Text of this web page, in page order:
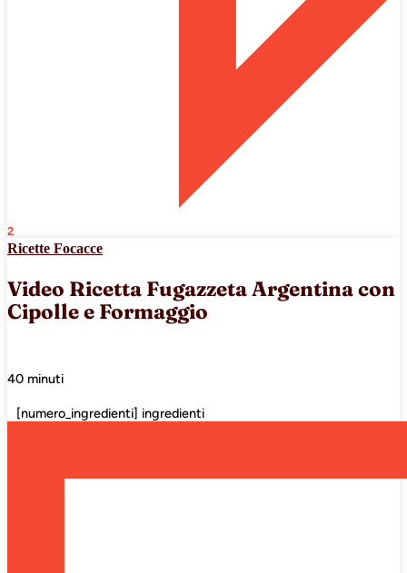
2
Ricette Focacce
Video Ricetta Fugazzeta Argentina con
Cipolle e Formaggio
40 minuti
[numero_ingredienti] ingredienti